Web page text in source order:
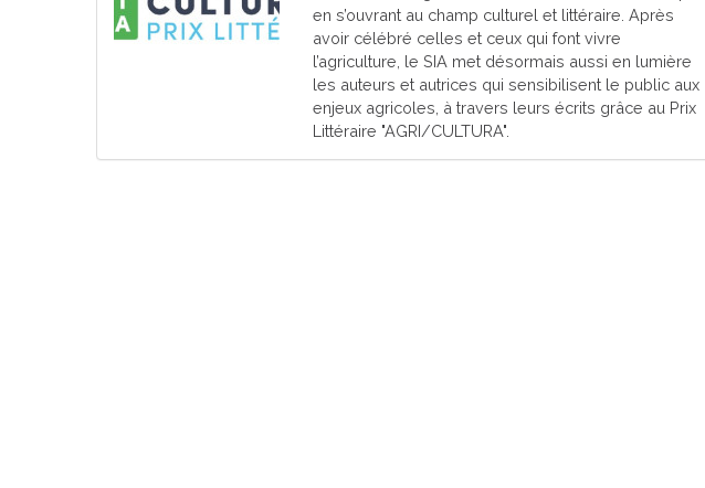
en s’ouvrant au champ culturel et littéraire. Après
avoir célébré celles et ceux qui font vivre
l’agriculture, le SIA met désormais aussi en lumière
les auteurs et autrices qui sensibilisent le public aux
enjeux agricoles, à travers leurs écrits grâce au Prix
Littéraire "AGRI/CULTURA".